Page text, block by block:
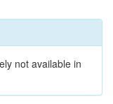
not available in